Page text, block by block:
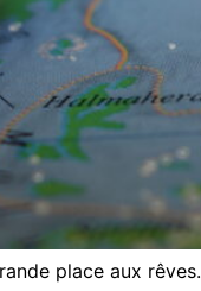
place aux rêves.